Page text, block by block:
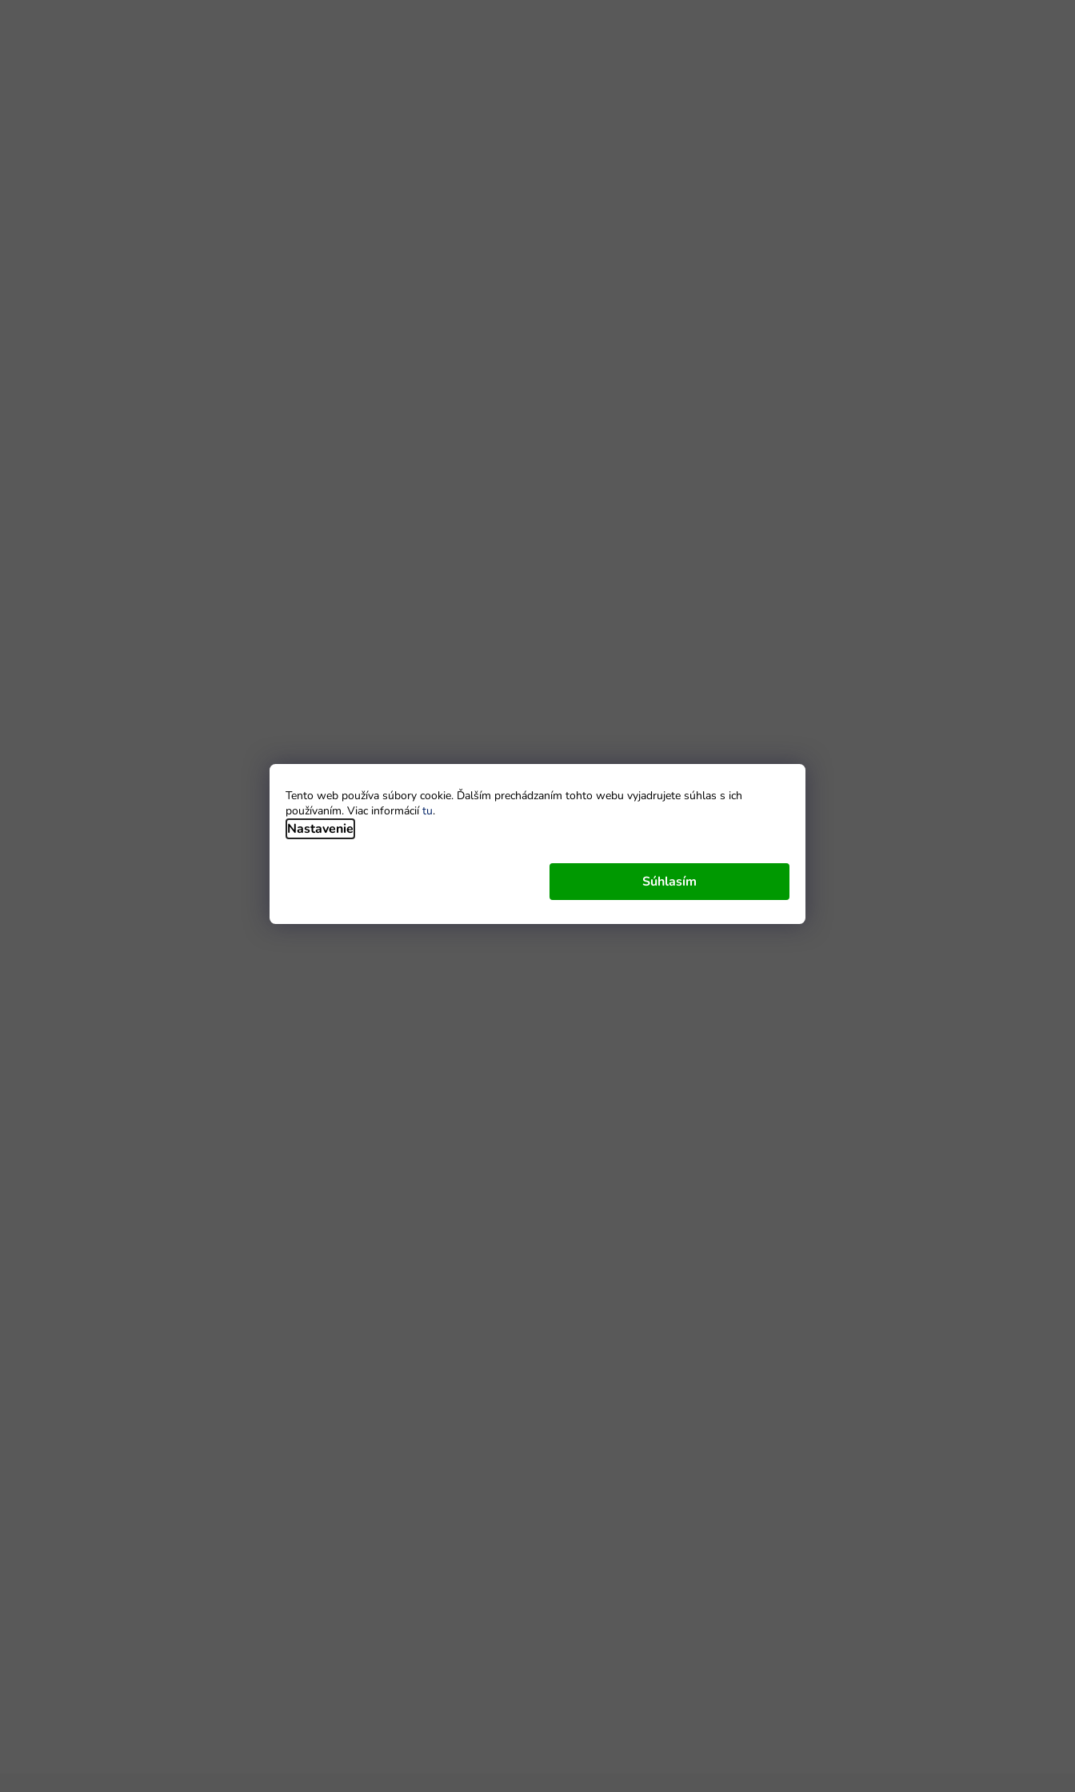
Tento web používa súbory cookie. Ďalším prechádzaním tohto webu vyjadrujete súhlas s ich
používaním. Viac informáciítu.
Nastavenie
Súhlasím